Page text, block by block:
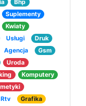
Bhp
Suplementy
Kwiaty
Usługi
Druk
Agencja
Gsm
Uroda
Komputery
Rtv
Grafika